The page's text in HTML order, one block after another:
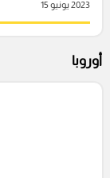
2023 يونيو 15
أوروبا